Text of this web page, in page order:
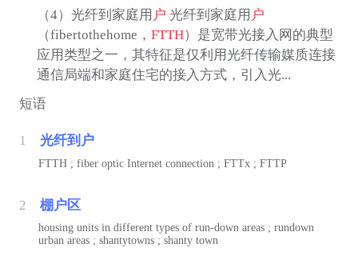
（4）光纤到家庭用 户 光纤到家庭用 户
（fibertothehome， FTTH）是宽带光接入网的典型
应用类型之一，其特征是仅利用光纤传输媒质连接
通信局端和家庭住宅的接入方式，引入光...
短语
1 光纤到户
FTTH ; fiber optic Internet connection ; FTTx ; FTTP
2 棚户区
housing units in different types of run-down areas ; rundown
urban areas ; shantytowns ; shanty town